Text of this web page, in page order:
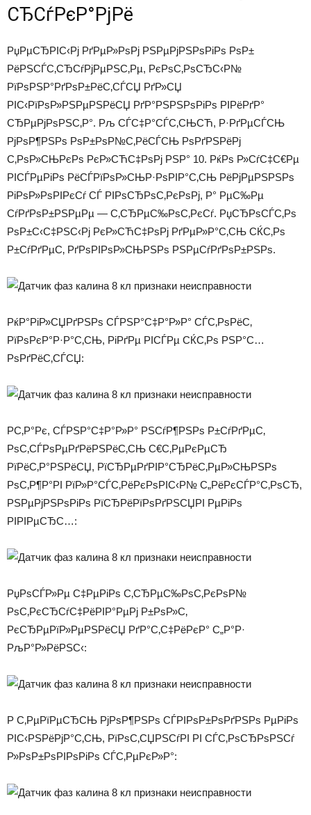
СЂСѓРєР°РјРё
РџРµСЂРІС‹Рј РґРµР»РѕРј РЅРµРјРЅРѕРіРѕ РѕР±
РёРЅСЃС‚СЂСѓРјРµРЅС‚Рµ, РєРѕС‚РѕСЂС‹Р№
РїРѕРЅР°РґРѕР±РёС‚СЃСЏ РґР»СЏ
РІС‹РїРѕР»РЅРµРЅРёСЏ РґР°РЅРЅРѕРіРѕ РІРёРґР°
СЂРµРјРѕРЅС‚Р°. Рљ СЃС‡Р°СЃС‚СЊСЋ, Р·РґРµСЃСЊ
РјРѕР¶РЅРѕ РѕР±РѕР№С‚РёСЃСЊ РѕРґРЅРёРј
С‚РѕР»СЊРєРѕ РєР»СЋС‡РѕРј РЅР° 10. РќРѕ Р»СѓС‡С€Рµ
РІСЃРµРіРѕ РёСЃРїРѕР»СЊР·РѕРІР°С‚СЊ РёРјРµРЅРЅРѕ
РіРѕР»РѕРІРєСѓ СЃ РІРѕСЂРѕС‚РєРѕРј, Р° РµС‰Рµ
СѓРґРѕР±РЅРµРµ — С‚СЂРµС‰РѕС‚РєСѓ. РџСЂРѕСЃС‚Рѕ
РѕР±С‹С‡РЅС‹Рј РєР»СЋС‡РѕРј РґРµР»Р°С‚СЊ СЌС‚Рѕ
Р±СѓРґРµС‚ РґРѕРІРѕР»СЊРЅРѕ РЅРµСѓРґРѕР±РЅРѕ.
РќР°РіР»СЏРґРЅРѕ СЃРЅР°С‡Р°Р»Р° СЃС‚РѕРёС‚
РїРѕРєР°Р·Р°С‚СЊ, РіРґРµ РІСЃРµ СЌС‚Рѕ РЅР°С…
РѕРґРёС‚СЃСЏ:
РС‚Р°Рє, СЃРЅР°С‡Р°Р»Р° РЅСѓР¶РЅРѕ Р±СѓРґРµС‚
РѕС‚СЃРѕРµРґРёРЅРёС‚СЊ С€С‚РµРєРµСЂ
РїРёС‚Р°РЅРёСЏ, РїСЂРµРґРІР°СЂРёС‚РµР»СЊРЅРѕ
РѕС‚Р¶Р°РІ РїР»Р°СЃС‚РёРєРѕРІС‹Р№ С„РёРєСЃР°С‚РѕСЂ,
РЅРµРјРЅРѕРіРѕ РїСЂРёРїРѕРґРЅСЏРІ РµРіРѕ
РІРІРµСЂС…:
РџРѕСЃР»Рµ С‡РµРіРѕ С‚СЂРµС‰РѕС‚РєРѕР№
РѕС‚РєСЂСѓС‡РёРІР°РµРј Р±РѕР»С‚
РєСЂРµРїР»РµРЅРёСЏ РґР°С‚С‡РёРєР° С„Р°Р·
РљР°Р»РёРЅС‹:
Р С‚РµРїРµСЂСЊ РјРѕР¶РЅРѕ СЃРІРѕР±РѕРґРЅРѕ РµРіРѕ
РІС‹РЅРёРјР°С‚СЊ, РїРѕС‚СЏРЅСѓРІ РІ СЃС‚РѕСЂРѕРЅСѓ
Р»РѕР±РѕРІРѕРіРѕ СЃС‚РµРєР»Р°: